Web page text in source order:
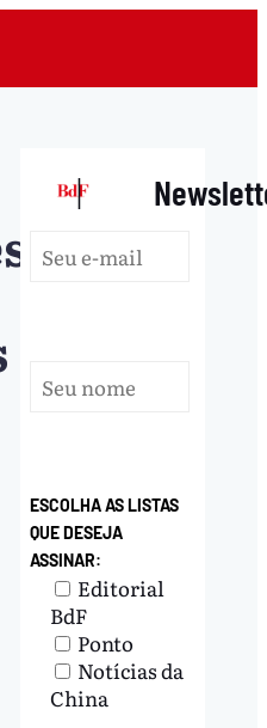
|
ESCOLHA AS LISTAS
QUE DESEJA
ASSINAR:
Editorial
BdF
Ponto
Notícias da
China